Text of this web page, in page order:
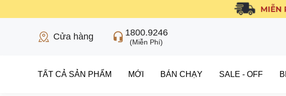
Cửa hàng 1800.9246
(Miễn Phí)
TẤT CẢ SẢN PHẨM MỚI BÁN CHẠY SALE - OFF